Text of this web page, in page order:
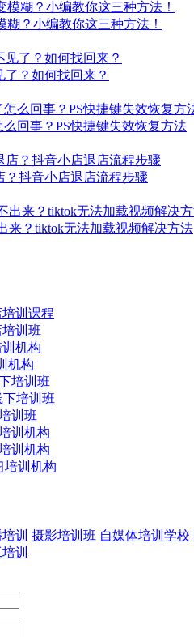
糊？小编教你这三种方法！
？如何找回来？
么回事？PS快捷键失效恢复方法
？抖音小店退店流程步骤
来？tiktok无法加载视频解决方法
训课程
训班
机构
机构
培训班
培训班
训班
训机构
训机构
培训机构
训 摄影培训班 自媒体培训学校
训